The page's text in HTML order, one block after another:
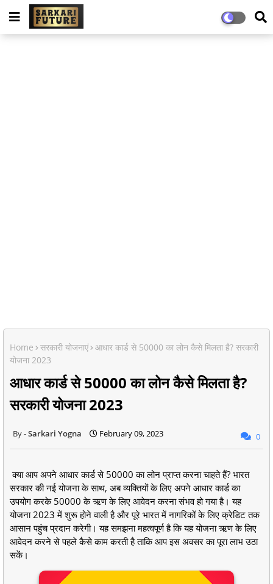
Home सरकारी योजनाएं आधार कार्ड से 50000 का लोन कैसे मिलता है? सरकारी
योजना 2023
आधार कार्ड से 50000 का लोन कैसे मिलता है?
सरकारी योजना 2023
Sarkari Yogna February 09, 2023 0
क्या आप अपने आधार कार्ड से 50000 का लोन प्राप्त करना चाहते हैं? भारत
सरकार की नई योजना के साथ, अब व्यक्तियों के लिए अपने आधार कार्ड का
उपयोग करके 50000 के ऋण के लिए आवेदन करना संभव हो गया है। यह
योजना 2023 में शुरू होने वाली है और पूरे भारत में नागरिकों के लिए क्रेडिट तक
आसान पहुंच प्रदान करेगी। यह समझना महत्वपूर्ण है कि यह योजना ऋण के लिए
आवेदन करने से पहले कैसे काम करती है ताकि आप इस अवसर का पूरा लाभ उठा
सकें।